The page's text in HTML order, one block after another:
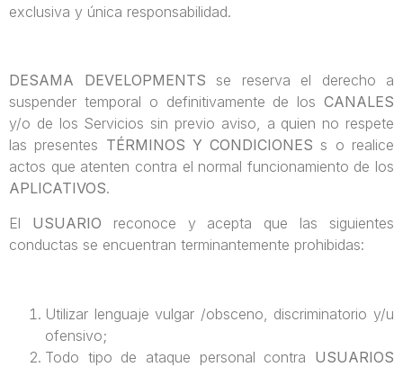
exclusiva y única responsabilidad.
DESAMA DEVELOPMENTS se reserva el derecho a
suspender temporal o definitivamente de los CANALES
y/o de los Servicios sin previo aviso, a quien no respete
las presentes TÉRMINOS Y CONDICIONES s o realice
actos que atenten contra el normal funcionamiento de los
APLICATIVOS.
El USUARIO reconoce y acepta que las siguientes
conductas se encuentran terminantemente prohibidas:
Utilizar lenguaje vulgar /obsceno, discriminatorio y/u
ofensivo;
Todo tipo de ataque personal contra USUARIOS